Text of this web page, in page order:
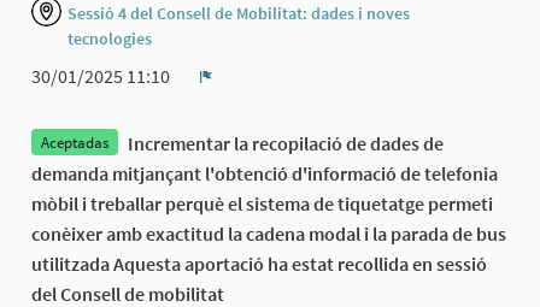
Sessió 4 del Consell de Mobilitat: dades i noves
tecnologies
30/01/2025 11:10
Aceptadas
Incrementar la recopilació de dades de
demanda mitjançant l'obtenció d'informació de telefonia
mòbil i treballar perquè el sistema de tiquetatge permeti
conèixer amb exactitud la cadena modal i la parada de bus
utilitzada Aquesta aportació ha estat recollida en sessió
del Consell de mobilitat